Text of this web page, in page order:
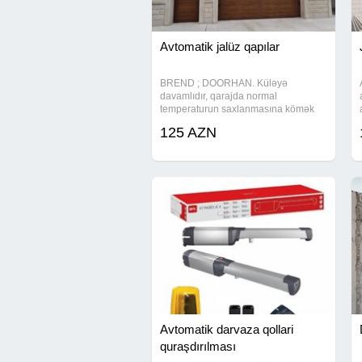
Avtomatik jalüz qapılar
BREND ; DOORHAN. Küləyə
davamlıdır, qarajda normal
temperaturun saxlanmasına kömək
mümkündür. Seksional qapıların satışı
quraşdırılması Ehtiyyat
125 AZN
Avtomatik darvaza qollari
quraşdırılması